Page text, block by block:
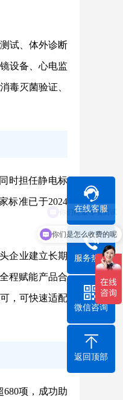
试、体外诊断
设备、心电监
毒灭菌验证、
时担任静电标
标准已于2024
企业建立长期
程赋能产品合
，可快速适配
项，成功助
在线客服
服务热线
微信咨询
返回顶部
你们是怎么收费的呢